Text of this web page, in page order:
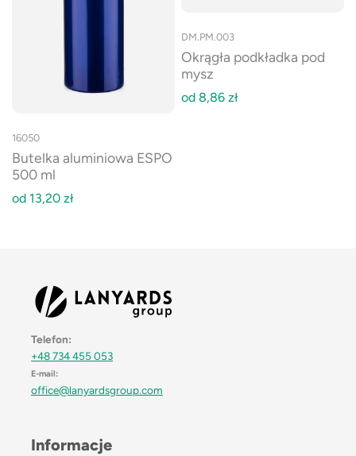
16050
Butelka aluminiowa ESPO
500 ml
od 13,20 zł
DM.PM.003
Okrągła podkładka pod
mysz
od 8,86 zł
Telefon:
+48 734 455 053
E-mail:
office@lanyardsgroup.com
Informacje